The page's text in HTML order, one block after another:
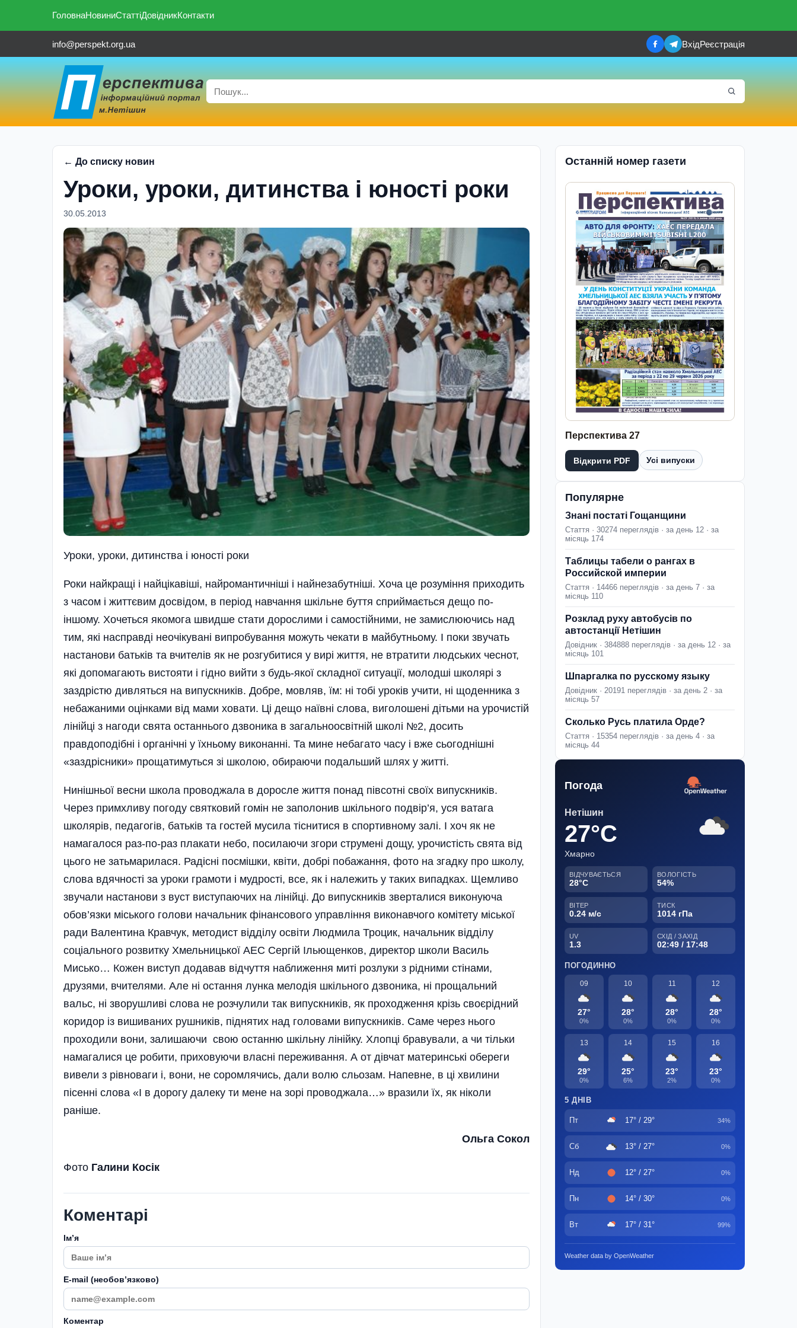
ГоловнаНовиниСтаттіДовідникКонтакти
info@perspekt.org.ua ВхідРеєстрація
← До списку новин
Уроки, уроки, дитинства і юності роки
30.05.2013
Уроки, уроки, дитинства і юності роки
Роки найкращі і найцікавіші, найромантичніші і найнезабутніші. Хоча це розуміння приходить
з часом і життєвим досвідом, в період навчання шкільне буття сприймається дещо по-
іншому. Хочеться якомога швидше стати дорослими і самостійними, не замислюючись над
тим, які насправді неочікувані випробування можуть чекати в майбутньому. І поки звучать
настанови батьків та вчителів як не розгубитися у вирі життя, не втратити людських чеснот,
які допомагають вистояти і гідно вийти з будь-якої складної ситуації, молодші школярі з
заздрістю дивляться на випускників. Добре, мовляв, їм: ні тобі уроків учити, ні щоденника з
небажаними оцінками від мами ховати. Ці дещо наївні слова, виголошені дітьми на урочистій
лінійці з нагоди свята останнього дзвоника в загальноосвітній школі №2, досить
правдоподібні і органічні у їхньому виконанні. Та мине небагато часу і вже сьогоднішні
«заздрісники» прощатимуться зі школою, обираючи подальший шлях у житті.
Нинішньої весни школа прово­джала в доросле життя понад півсотні своїх випускників.
Через примхливу погоду святковий гомін не заполонив шкільного подвір’я, уся ватага
школярів, педагогів, батьків та гостей мусила тіснитися в спортивному залі. І хоч як не
намагалося раз-по-раз плакати небо, посилаючи згори струмені дощу, урочистість свята від
цього не затьмарилася. Радісні посмішки, квіти, добрі побажання, фото на згадку про школу,
слова вдячності за уроки грамоти і мудрості, все, як і належить у таких випадках. Щемливо
звучали настанови з вуст виступаючих на лінійці. До випускників зверталися виконуюча
обов’язки міського голови начальник фінансового управління виконавчого комітету міської
ради Валентина Кравчук, методист відділу освіти Людмила Троцик, начальник відділу
соціального розвитку Хмельницької АЕС Сергій Ільющенков, директор школи Василь
Мисько… Кожен виступ додавав відчуття наближення миті розлуки з рідними стінами,
друзями, вчителями. Але ні остання лунка мелодія шкільного дзвоника, ні прощальний
вальс, ні зворушливі слова не розчулили так випускників, як проходження крізь своєрідний
коридор із вишиваних рушників, піднятих над головами випускників. Саме через нього
проходили вони, залишаючи свою останню шкільну лінійку. Хлопці бравували, а чи тільки
намагалися це робити, приховуючи власні переживання. А от дівчат материнські обереги
вивели з рівноваги і, вони, не соромлячись, дали волю сльозам. Напевне, в ці хвилини
пісенні слова «І в дорогу далеку ти мене на зорі прово­джала…» вразили їх, як ніколи
раніше.
Ольга Сокол
Фото Галини Косік
Коментарі
Імʼя
E-mail (необовʼязково)
Коментар
Останній номер газети
Перспектива 27
Відкрити PDF Усі випуски
Популярне
Знані постаті Гощанщини
Стаття · 30274 переглядів · за день 12 · за
місяць 174
Таблицы табели о рангах в
Российской империи
Стаття · 14466 переглядів · за день 7 · за
місяць 110
Розклад руху автобусів по
автостанції Нетішин
Довідник · 384888 переглядів · за день 12 · за
місяць 101
Шпаргалка по русскому языку
Довідник · 20191 переглядів · за день 2 · за
місяць 57
Сколько Русь платила Орде?
Стаття · 15354 переглядів · за день 4 · за
місяць 44
Погода
Нетішин
27°C
Хмарно
ВІДЧУВАЄТЬСЯ
28°C
ВОЛОГІСТЬ
54%
ВІТЕР
0.24 м/с
ТИСК
1014 гПа
UV
1.3
СХІД / ЗАХІД
02:49 / 17:48
ПОГОДИННО
09
27°
0%
10
28°
0%
11
28°
0%
12
28°
0%
13
29°
0%
14
25°
6%
15
23°
2%
16
23°
0%
5 ДНІВ
Пт 17° / 29° 34%
Сб 13° / 27° 0%
Нд 12° / 27° 0%
Пн 14° / 30° 0%
Вт 17° / 31° 99%
Weather data by OpenWeather